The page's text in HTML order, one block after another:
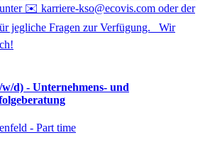
✉️ karriere-kso@ecovis.com oder der
jegliche Fragen zur Verfügung. Wir
d) - Unternehmens- und
- Part time